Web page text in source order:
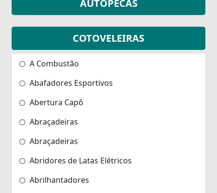
AUTOPECAS
COTOVELEIRAS
A Combustão
Abafadores Esportivos
Abertura Capô
Abraçadeiras
Abraçadeiras
Abridores de Latas Elétricos
Abrilhantadores